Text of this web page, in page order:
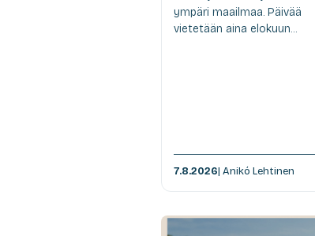
ympäri maailmaa. Päivää
vietetään aina elokuun...
7.8.2026| Anikó Lehtinen